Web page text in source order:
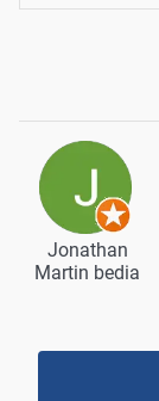
Jonathan
Martin bedia